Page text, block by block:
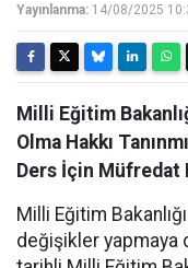
Yayınlanma: 14/08/2025
Milli Eğitim
Olma Hakkı
Ders İçin Müfredat
Milli Eğitim
değişikler yapmaya